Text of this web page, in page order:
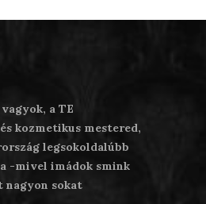
a TE
kozmetikus mestered,
legsokoldalúbb
-mivel imádok smink
sokat